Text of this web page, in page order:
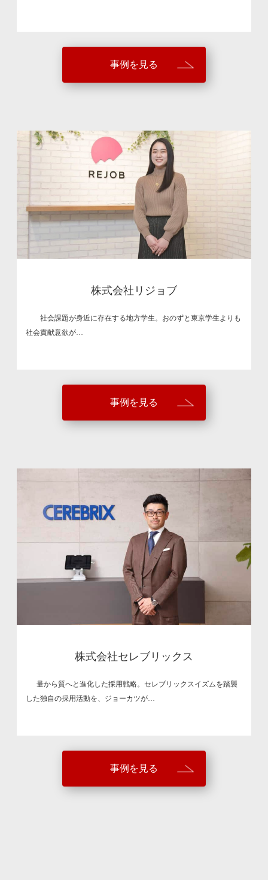
事例を見る
株式会社リジョブ
社会課題が身近に存在する地方学生。おのずと東京学生よりも
社会貢献意欲が…
事例を見る
株式会社セレブリックス
量から質へと進化した採用戦略。セレブリックスイズムを踏襲
した独自の採用活動を、ジョーカツが…
事例を見る